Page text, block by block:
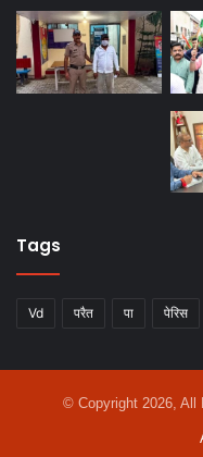
Tags
Vd परैत पा पेरिस
© Copyright 2026, All